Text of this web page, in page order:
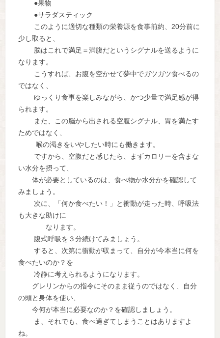
●果物
●サラダスティック
このように適切な種類の栄養源を食事前約、20分前に
少し取ると、
脳はこれで満足＝満腹だというシグナルを送るように
なります。
こうすれば、お腹を空かせて夢中でガツガツ食べるの
ではなく、
ゆっくり食事を楽しみながら、かつ少量で満足感が得
られます。
また、この脳から出される空腹シグナル、胃を満たす
ためではなく、
喉の渇きをいやしたい時にも働きます。
ですから、空腹だと感じたら、まずカロリーを含まな
い水分を摂って、
体が必要としているのは、食べ物か水分かを確認して
みましょう。
次に、「何か食べたい！」と衝動が走った時、呼吸法
も大きな助けに
なります。
腹式呼吸を３分続けてみましょう。
すると、次第に衝動が収まって、自分が今本当に何を
食べたいのか？を
冷静に考えられるようになります。
グレリンからの指令にそのまま従うのではなく、自分
の頭と身体を使い、
今何が本当に必要なのか？を確認しましょう。
ま、それでも、食べ過ぎてしまうことはありますよ
ね。